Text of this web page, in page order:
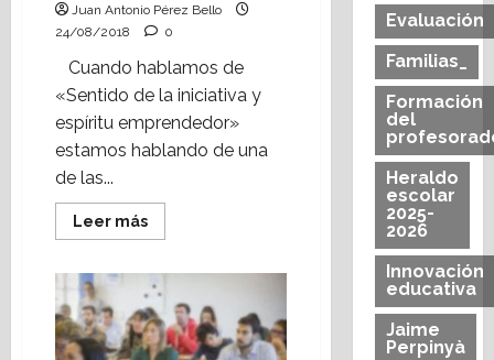
Juan Antonio Pérez Bello
24/08/2018
0
Cuando hablamos de
«Sentido de la iniciativa y
espíritu emprendedor»
estamos hablando de una
de las...
Leer másLeer
más
¿Qué
es
una
competencia
clave?
Evaluación
Familias_
Formación
del
Heraldo
escolar
2025-
2026
Innovación
educativa
Jaime
Perpinyà